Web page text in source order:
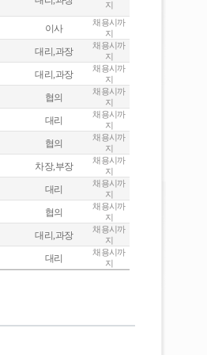
지
이사
채용시까
지
대리,과장
채용시까
지
대리,과장
채용시까
지
협의
채용시까
지
대리
채용시까
지
협의
채용시까
지
차장,부장
채용시까
지
대리
채용시까
지
협의
채용시까
지
대리,과장
채용시까
지
대리
채용시까
지